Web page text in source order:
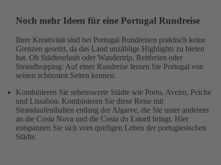
Noch mehr Ideen für eine Portugal Rundreise
Ihrer Kreativität sind bei Portugal Rundreisen praktisch keine
Grenzen gesetzt, da das Land unzählige Highlights zu bieten
hat. Ob Städteurlaub oder Wandertrip, Reitferien oder
Strandhopping: Auf einer Rundreise lernen Sie Portugal von
seinen schönsten Seiten kennen.
Kombinieren Sie sehenswerte Städte wie Porto, Aveiro, Peiche
und Lissabon. Kombinieren Sie diese Reise mit
Strandaufenthalten entlang der Algarve, die Sie unter anderem
an die Costa Nova und die Costa do Estoril bringt. Hier
entspannen Sie sich vom quirligen Leben der portugiesischen
Städte.